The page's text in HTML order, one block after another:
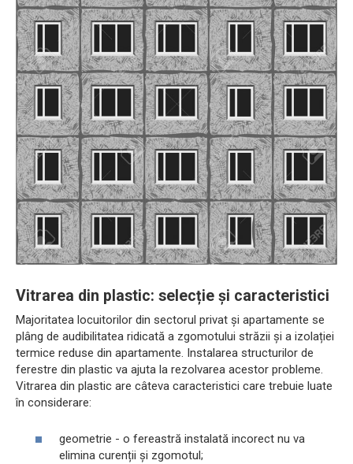
Vitrarea din plastic: selecție și caracteristici
Majoritatea locuitorilor din sectorul privat și apartamente se
plâng de audibilitatea ridicată a zgomotului străzii și a izolației
termice reduse din apartamente. Instalarea structurilor de
ferestre din plastic va ajuta la rezolvarea acestor probleme.
Vitrarea din plastic are câteva caracteristici care trebuie luate
în considerare:
geometrie - o fereastră instalată incorect nu va
elimina curenții și zgomotul;